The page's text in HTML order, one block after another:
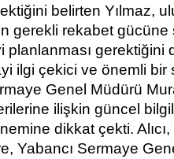
belirten Yılmaz,
gerekli rekabet gücüne
planlanması gerektiğini
ilgi çekici ve önemli
Genel Müdürü
ilişkin güncel
dikkat çekti.
Yabancı Sermaye